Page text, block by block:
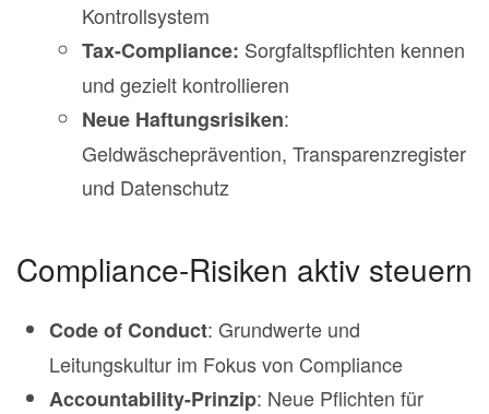
Kontrollsystem
Tax-Compliance: Sorgfaltspflichten kennen
und gezielt kontrollieren
Neue Haftungsrisiken:
Geldwäscheprävention, Transparenzregister
und Datenschutz
Compliance-Risiken aktiv steuern
Code of Conduct: Grundwerte und
Leitungskultur im Fokus von Compliance
Accountability-Prinzip: Neue Pflichten für